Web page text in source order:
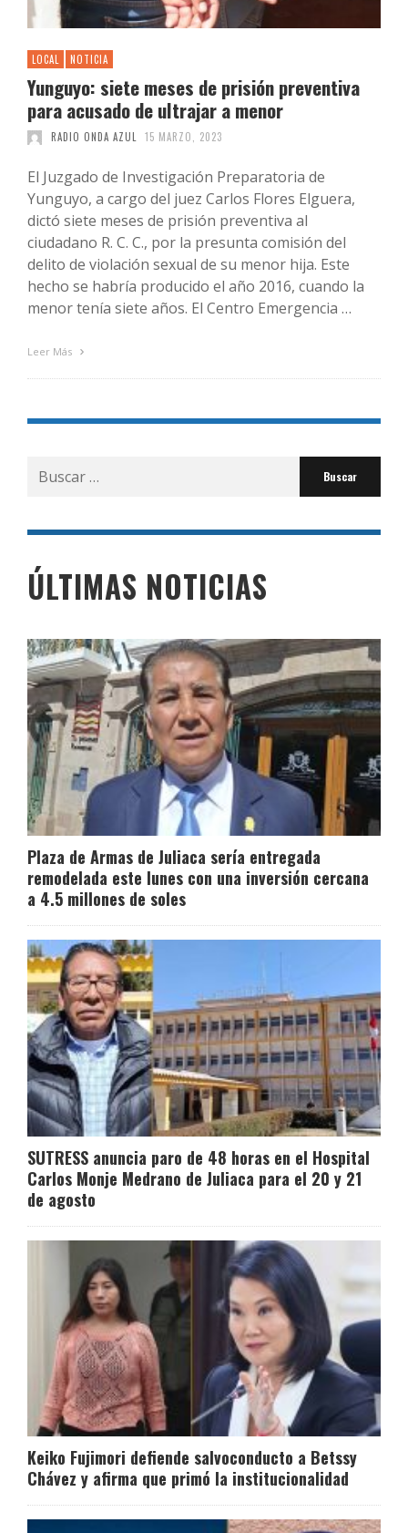
LOCAL NOTICIA
Yunguyo: siete meses de prisión preventiva
para acusado de ultrajar a menor
RADIO ONDA AZUL 15 MARZO, 2023
El Juzgado de Investigación Preparatoria de
Yunguyo, a cargo del juez Carlos Flores Elguera,
dictó siete meses de prisión preventiva al
ciudadano R. C. C., por la presunta comisión del
delito de violación sexual de su menor hija. Este
hecho se habría producido el año 2016, cuando la
menor tenía siete años. El Centro Emergencia …
Leer Más
Buscar
por:
ÚLTIMAS NOTICIAS
Plaza de Armas de Juliaca sería entregada
remodelada este lunes con una inversión cercana
a 4.5 millones de soles
SUTRESS anuncia paro de 48 horas en el Hospital
Carlos Monje Medrano de Juliaca para el 20 y 21
de agosto
Keiko Fujimori defiende salvoconducto a Betssy
Chávez y afirma que primó la institucionalidad